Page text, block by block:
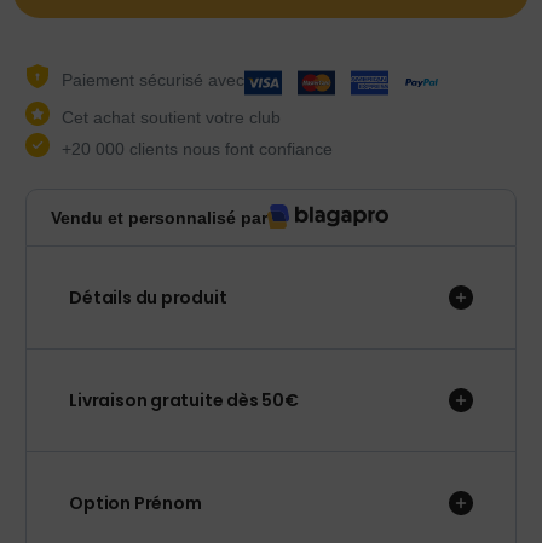
Paiement sécurisé avec
Cet achat soutient votre club
+20 000 clients nous font confiance
Vendu et personnalisé par
Détails du produit
Livraison gratuite dès 50€
Option Prénom